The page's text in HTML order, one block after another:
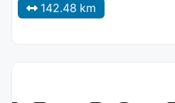
142.48 km